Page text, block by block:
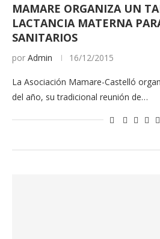
MAMARE ORGANIZA UN
LACTANCIA MATERNA
SANITARIOS
por Admin 16/12/2015
La Asociación Mamare-Castelló
del año, su tradicional reunión de…